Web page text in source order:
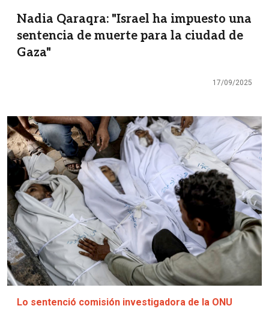
Nadia Qaraqra: "Israel ha impuesto una
sentencia de muerte para la ciudad de
Gaza"
17/09/2025
Imagen
Lo sentenció comisión investigadora de la ONU